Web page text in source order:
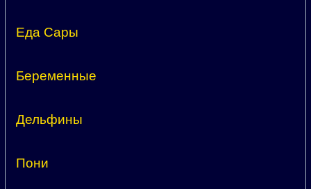
Еда Сары
Беременные
Дельфины
Пони